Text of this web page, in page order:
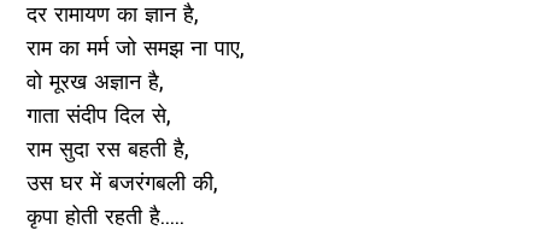
दर रामायण का ज्ञान है,
राम का मर्म जो समझ ना पाए,
वो मूरख अज्ञान है,
गाता संदीप दिल से,
राम सुदा रस बहती है,
उस घर में बजरंगबली की,
कृपा होती रहती है.....